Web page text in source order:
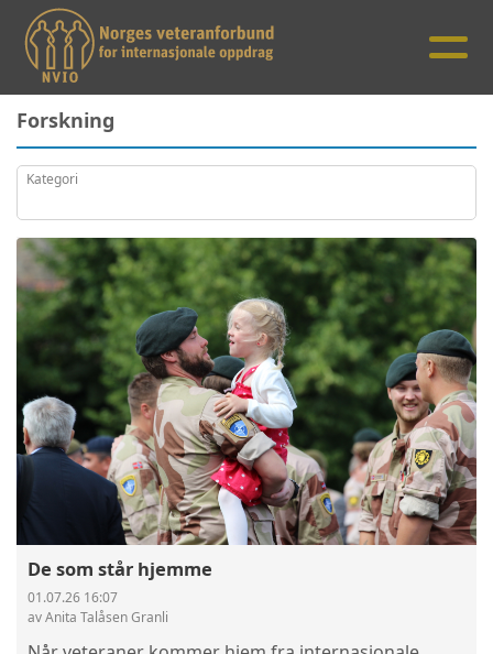
Forskning
Kategori
De som står hjemme
01.07.26 16:07
av Anita Talåsen Granli